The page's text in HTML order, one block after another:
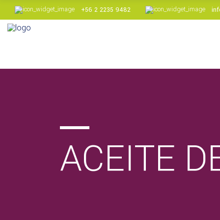
+56 2 2235 9482
Aceite de pepa de uva
ACEITE